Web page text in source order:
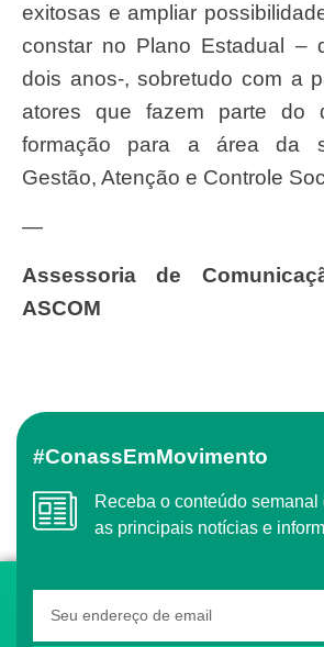
exitosas e ampliar
constar no Plano Estadual –
dois anos-, sobretudo com a
atores que fazem parte do
formação para a área da
Gestão, Atenção e Controle
—
Assessoria de Comunicação Funesa –
ASCOM
#ConassEmMovimento
Receba o conteúdo semanal do Conass com
as principais notícias e